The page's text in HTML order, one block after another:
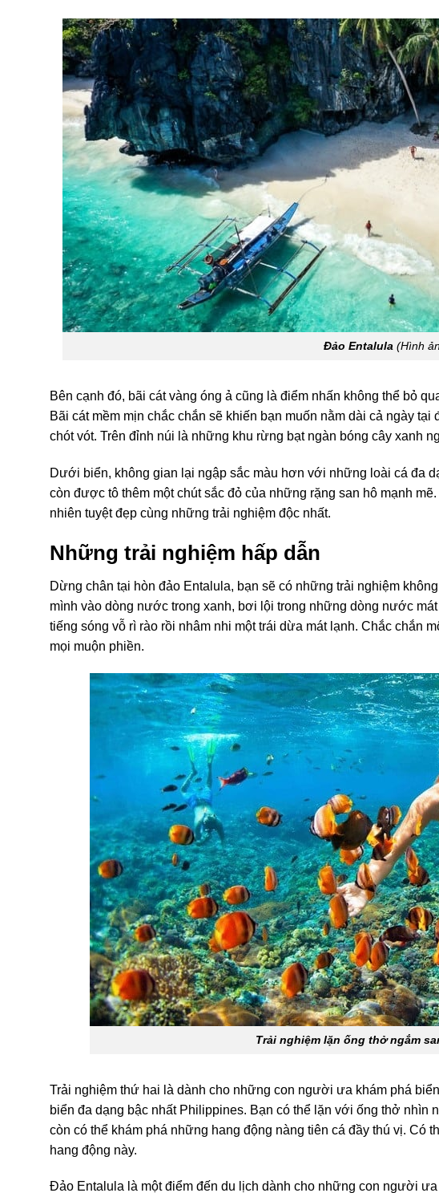
Đảo Entalula (Hình
Bên cạnh đó, bãi cát vàng óng ả cũng là điểm nhấn không thể bỏ
Bãi cát mềm mịn chắc chắn sẽ khiến bạn muốn nằm dài cả ngày
chót vót. Trên đỉnh núi là những khu rừng bạt ngàn bóng cây xanh
Dưới biển, không gian lại ngập sắc màu hơn với những loài cá đa
còn được tô thêm một chút sắc đỏ của những rặng san hô mạnh
nhiên tuyệt đẹp cùng những trải nghiệm độc nhất.
Những trải nghiệm hấp dẫn
Dừng chân tại hòn đảo Entalula, bạn sẽ có những trải nghiệm
mình vào dòng nước trong xanh, bơi lội trong những dòng nước
tiếng sóng vỗ rì rào rồi nhâm nhi một trái dừa mát lạnh. Chắc chắn
mọi muộn phiền.
Trải nghiệm lặn ống thở ngắm
Trải nghiệm thứ hai là dành cho những con người ưa khám phá
biển đa dạng bậc nhất Philippines. Bạn có thể lặn với ống thở nhìn
còn có thể khám phá những hang động nàng tiên cá đầy thú vị. Có
hang động này.
Đảo Entalula là một điểm đến du lịch dành cho những con người